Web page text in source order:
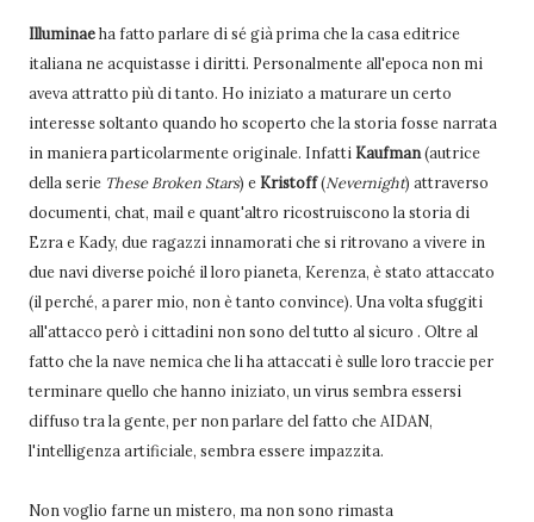
Illuminaeha fatto parlare di sé già prima che la casa editrice
italiana ne acquistasse i diritti. Personalmente all'epoca non mi
aveva attratto più di tanto. Ho iniziato a maturare un certo
interesse soltanto quando ho scoperto che la storia fosse narrata
in maniera particolarmente originale. Infatti Kaufman(autrice
della serie These Broken Stars) e Kristoff(Nevernight) attraverso
documenti, chat, mail e quant'altro ricostruiscono la storia di
Ezra e Kady, due ragazzi innamorati che si ritrovano a vivere in
due navi diverse poiché il loro pianeta, Kerenza, è stato attaccato
(il perché, a parer mio, non è tanto convince). Una volta sfuggiti
all'attacco però i cittadini non sono del tutto al sicuro . Oltre al
fatto che la nave nemica che li ha attaccati è sulle loro traccie per
terminare quello che hanno iniziato, un virus sembra essersi
diffuso tra la gente, per non parlare del fatto che AIDAN,
l'intelligenza artificiale, sembra essere impazzita.
Non voglio farne un mistero, ma non sono rimasta